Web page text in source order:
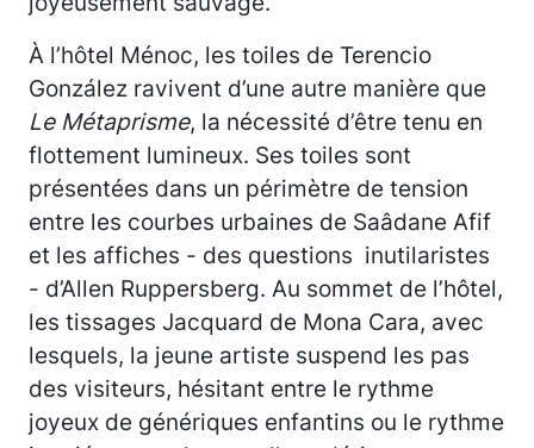
À l’hôtel Ménoc, les toiles de Terencio
González ravivent d’une autre manière que
Le Métaprisme, la nécessité d’être tenu en
flottement lumineux. Ses toiles sont
présentées dans un périmètre de tension
entre les courbes urbaines de Saâdane Afif
et les affiches - des questions inutilaristes
- d’Allen Ruppersberg. Au sommet de l’hôtel,
les tissages Jacquard de Mona Cara, avec
lesquels, la jeune artiste suspend les pas
des visiteurs, hésitant entre le rythme
joyeux de génériques enfantins ou le rythme